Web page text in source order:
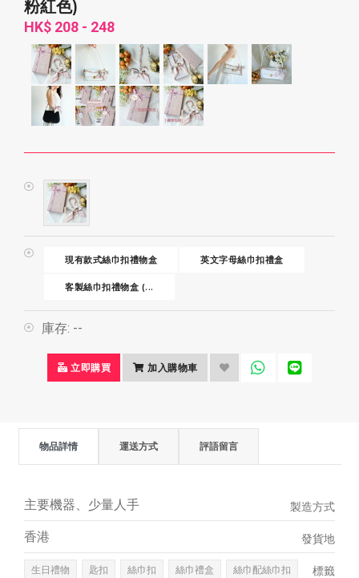
粉紅色)
HK$ 208 - 248
現有款式絲巾扣禮物盒 英文字母絲巾扣禮盒
客製絲巾扣禮物盒 (...
庫存: --
立即購買 加入購物車
物品詳情 運送方式 評語留言
製造方式
主要機器、少量人手
發貨地
香港
標籤
生日禮物 匙扣 絲巾扣 絲巾禮盒
絲巾配絲巾扣